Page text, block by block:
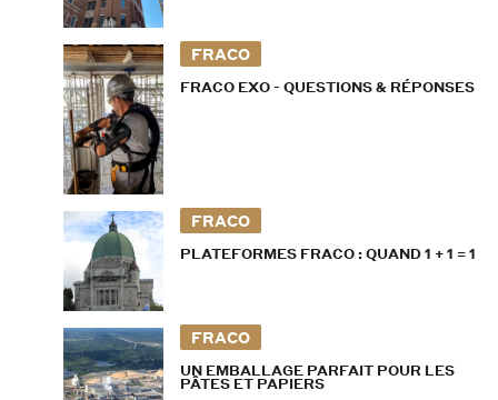
FRACO
FRACO EXO - QUESTIONS & RÉPONSES
FRACO
PLATEFORMES FRACO : QUAND 1 + 1 = 1
FRACO
UN EMBALLAGE PARFAIT POUR LES
PÂTES ET PAPIERS